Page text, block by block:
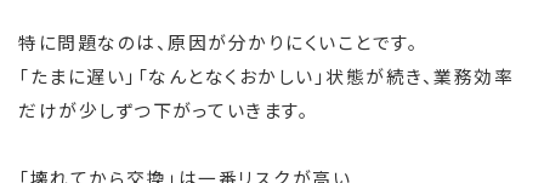
特に問題なのは、原因が分かりにくいことです。
「たまに遅い」「なんとなくおかしい」状態が続き、業務効率
だけが少しずつ下がっていきます。
「壊れてから交換」は一番リスクが高い